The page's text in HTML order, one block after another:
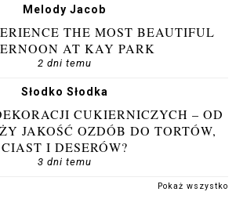
Melody Jacob
THE MOST BEAUTIFUL
AT KAY PARK
2 dni temu
Słodko Słodka
CUKIERNICZYCH – OD
JAKOŚĆ OZDÓB DO TORTÓW,
CIAST I DESERÓW?
3 dni temu
Pokaż wszystko